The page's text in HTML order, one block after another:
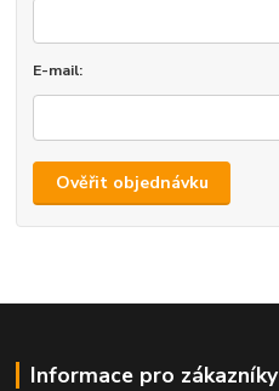
E-mail:
Ověřit objednávku
Informace pro zákazníky